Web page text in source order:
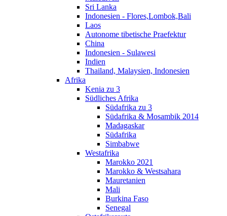
Sri Lanka
Indonesien - Flores,Lombok,Bali
Laos
Autonome tibetische Praefektur
China
Indonesien - Sulawesi
Indien
Thailand, Malaysien, Indonesien
Afrika
Kenia zu 3
Südliches Afrika
Südafrika zu 3
Südafrika & Mosambik 2014
Madagaskar
Südafrika
Simbabwe
Westafrika
Marokko 2021
Marokko & Westsahara
Mauretanien
Mali
Burkina Faso
Senegal